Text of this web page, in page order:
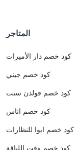
المتاجر
كود خصم دار الأميرات
كود خصم جيني
كود خصم قولدن سنت
كود خصم اناس
كود خصم ايوا للنظارات
كود خصم وقت اللياقة